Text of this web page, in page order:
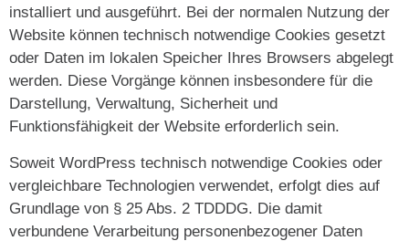
installiert und ausgeführt. Bei der normalen Nutzung der
Website können technisch notwendige Cookies gesetzt
oder Daten im lokalen Speicher Ihres Browsers abgelegt
werden. Diese Vorgänge können insbesondere für die
Darstellung, Verwaltung, Sicherheit und
Funktionsfähigkeit der Website erforderlich sein.
Soweit WordPress technisch notwendige Cookies oder
vergleichbare Technologien verwendet, erfolgt dies auf
Grundlage von § 25 Abs. 2 TDDDG. Die damit
verbundene Verarbeitung personenbezogener Daten